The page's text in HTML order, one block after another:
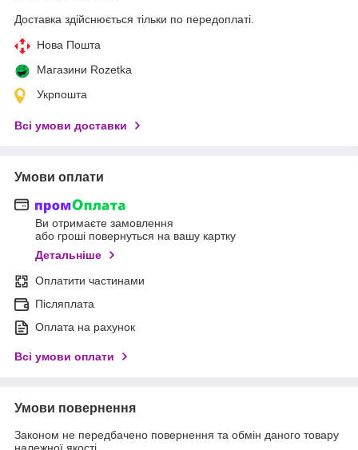
Доставка здійснюється тільки по передоплаті.
Нова Пошта
Магазини Rozetka
Укрпошта
Всі умови доставки
Умови оплати
Ви отримаєте замовлення
або гроші повернуться на вашу картку
Детальніше
Оплатити частинами
Післяплата
Оплата на рахунок
Всі умови оплати
Умови повернення
Законом не передбачено повернення та обмін даного товару